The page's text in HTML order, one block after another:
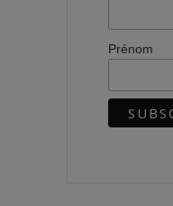
Prénom